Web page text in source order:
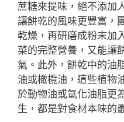
蔗糖來提味，絕不添加
讓餅乾的風味更豐富，
乾燥，再研磨成粉末加
菜的完整營養，又能讓
氣。此外，餅乾中的油
油或橄欖油，這些植物
於動物油或氫化油脂更
生，都是對食材本味的